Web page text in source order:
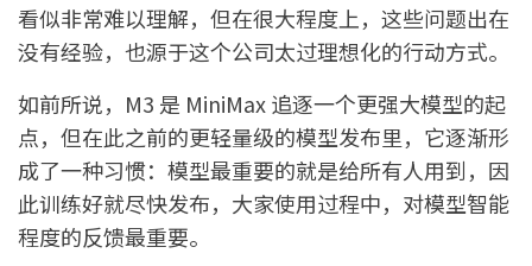
看似非常难以理解，但在很大程度上，这些问题出在
没有经验，也源于这个公司太过理想化的行动方式。
如前所说，M3 是 MiniMax 追逐一个更强大模型的起
点，但在此之前的更轻量级的模型发布里，它逐渐形
成了一种习惯：模型最重要的就是给所有人用到，因
此训练好就尽快发布，大家使用过程中，对模型智能
程度的反馈最重要。